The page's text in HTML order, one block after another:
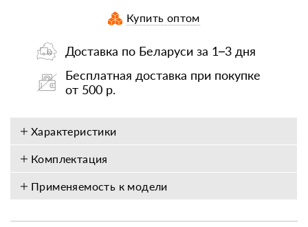
Купить оптом
Доставка по Беларуси за 1–3 дня
Бесплатная доставка при покупке
от 500 р.
Характеристики
Комплектация
Применяемость к модели